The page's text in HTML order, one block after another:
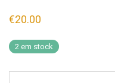
€20.00
2 em stock